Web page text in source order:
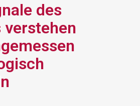
des
verstehen